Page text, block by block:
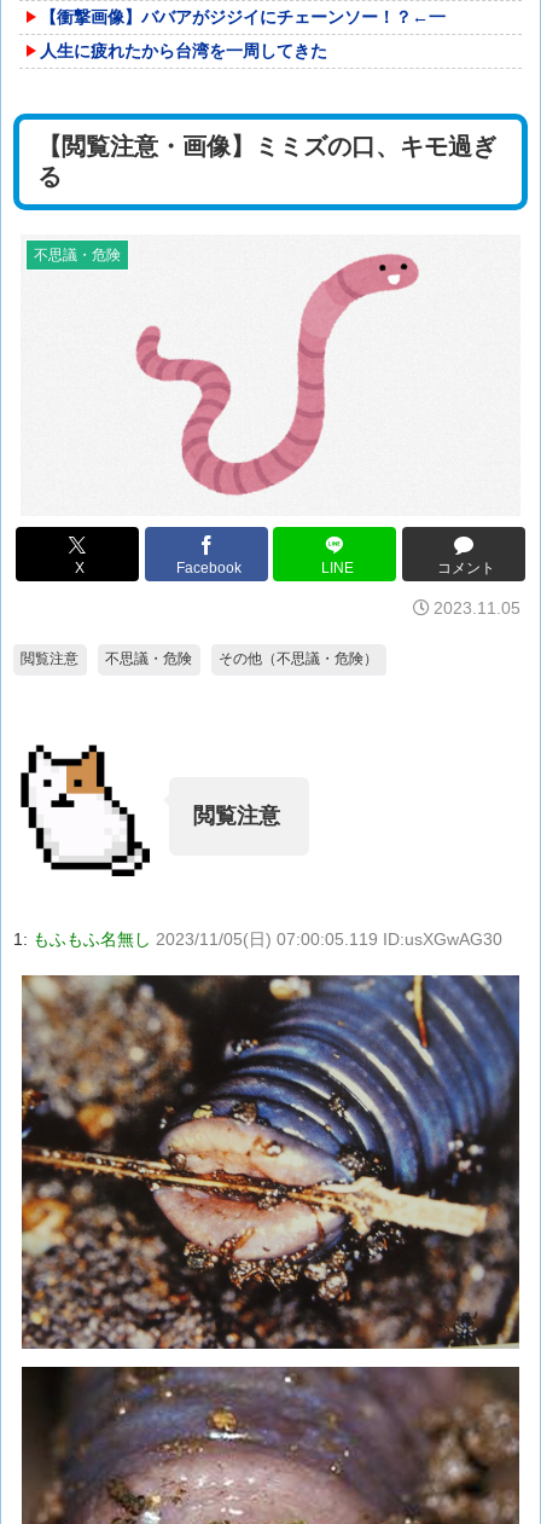
【衝撃画像】ババアがジジイにチェーンソー！？←一
人生に疲れたから台湾を一周してきた
【閲覧注意・画像】ミミズの口、キモ過ぎ
る
不思議・危険
X Facebook LINE コメント
2023.11.05
閲覧注意 不思議・危険 その他（不思議・危険）
閲覧注意
1: もふもふ名無し 2023/11/05(日) 07:00:05.119 ID:usXGwAG30